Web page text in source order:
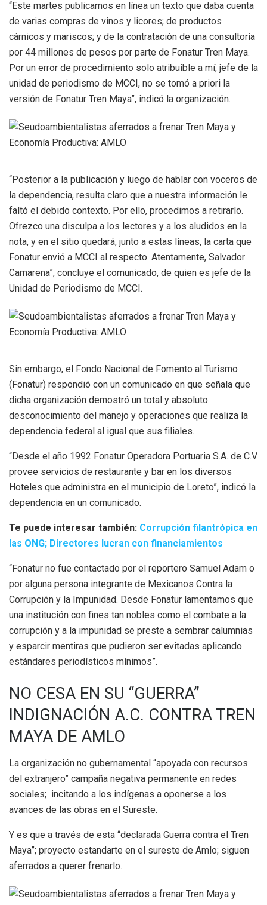
“Este martes publicamos en línea un texto que daba cuenta
de varias compras de vinos y licores; de productos
cárnicos y mariscos; y de la contratación de una consultoría
por 44 millones de pesos por parte de Fonatur Tren Maya.
Por un error de procedimiento solo atribuible a mí, jefe de la
unidad de periodismo de MCCI, no se tomó a priori la
versión de Fonatur Tren Maya”, indicó la organización.
“Posterior a la publicación y luego de hablar con voceros de
la dependencia, resulta claro que a nuestra información le
faltó el debido contexto. Por ello, procedimos a retirarlo.
Ofrezco una disculpa a los lectores y a los aludidos en la
nota, y en el sitio quedará, junto a estas líneas, la carta que
Fonatur envió a MCCI al respecto. Atentamente, Salvador
Camarena”, concluye el comunicado, de quien es jefe de la
Unidad de Periodismo de MCCI.
Sin embargo, el Fondo Nacional de Fomento al Turismo
(Fonatur) respondió con un comunicado en que señala que
dicha organización demostró un total y absoluto
desconocimiento del manejo y operaciones que realiza la
dependencia federal al igual que sus filiales.
“Desde el año 1992 Fonatur Operadora Portuaria S.A. de C.V.
provee servicios de restaurante y bar en los diversos
Hoteles que administra en el municipio de Loreto”, indicó la
dependencia en un comunicado.
Te puede interesar también: Corrupción filantrópica en
las ONG; Directores lucran con financiamientos
“Fonatur no fue contactado por el reportero Samuel Adam o
por alguna persona integrante de Mexicanos Contra la
Corrupción y la Impunidad. Desde Fonatur lamentamos que
una institución con fines tan nobles como el combate a la
corrupción y a la impunidad se preste a sembrar calumnias
y esparcir mentiras que pudieron ser evitadas aplicando
estándares periodísticos mínimos”.
NO CESA EN SU “GUERRA”
INDIGNACIÓN A.C. CONTRA TREN
MAYA DE AMLO
La organización no gubernamental “apoyada con recursos
del extranjero” campaña negativa permanente en redes
sociales; incitando a los indígenas a oponerse a los
avances de las obras en el Sureste.
Y es que a través de esta “declarada Guerra contra el Tren
Maya”; proyecto estandarte en el sureste de Amlo; siguen
aferrados a querer frenarlo.